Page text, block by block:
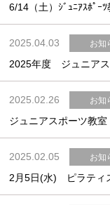
6/14（土）ｼﾞｭﾆｱｽﾎﾟ
2025.04.03 お知
2025年度 ジュニアス
2025.02.26 お知
ジュニアスポーツ教
2025.02.05 お知
2月5日(水) ピラテ